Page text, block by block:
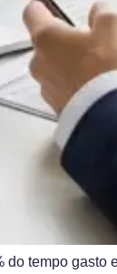
tempo